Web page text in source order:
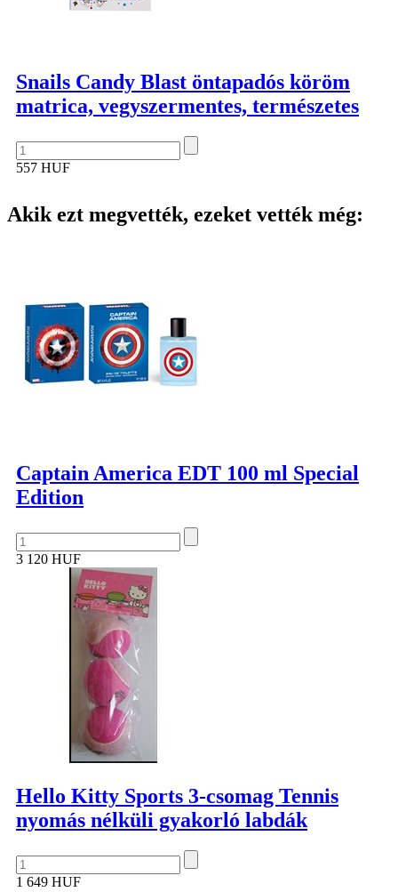
Snails Candy Blast öntapadós köröm
matrica, vegyszermentes, természetes
557 HUF
Akik ezt megvették, ezeket vették még:
Captain America EDT 100 ml Special
Edition
3 120 HUF
Hello Kitty Sports 3-csomag Tennis
nyomás nélküli gyakorló labdák
1 649 HUF